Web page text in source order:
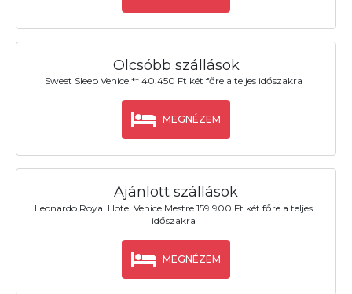
Olcsóbb szállások
Sweet Sleep Venice ** 40.450 Ft két főre a teljes időszakra
MEGNÉZEM
Ajánlott szállások
Leonardo Royal Hotel Venice Mestre 159.900 Ft két főre a teljes
időszakra
MEGNÉZEM